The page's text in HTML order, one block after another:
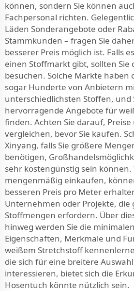
können, sondern Sie können
Fachpersonal richten.
Läden Sonderangebote oder
Stammkunden – fragen Sie
besserer Preis möglich ist. Falls
einen Stoffmarkt gibt, sollten Sie
besuchen. Solche Märkte haben
sogar Hunderte von Anbietern
unterschiedlichsten Stoffen, und
hervorragende Angebote für
finden. Achten Sie darauf,
vergleichen, bevor Sie kaufen.
Xinyang, falls Sie größere
benötigen,
sehr kostengünstig sein können.
mengenmäßig einkaufen,
besseren Preis pro Meter
Unternehmen oder Projekte, die
Stoffmengen erfordern. Über
hinweg werden Sie die
Eigenschaften, Merkmale und
weißem Stretchstoff
die sich für eine breitere
interessieren, bietet sich die
Hosentuch könnte nützlich sein.